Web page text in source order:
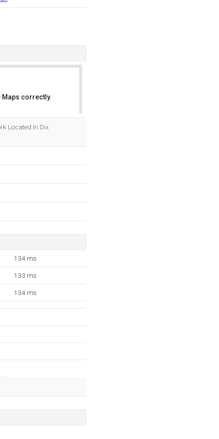
Maps correctly.
Located In Dix
134 ms
133 ms
134 ms